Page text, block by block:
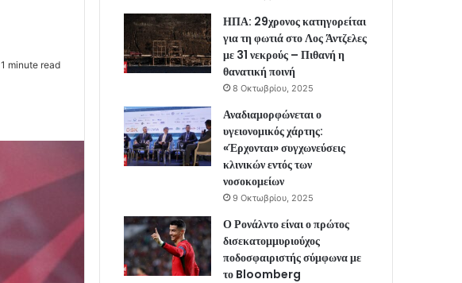
1 minute read
ΗΠΑ: 29χρονος κατηγορείται
για τη φωτιά στο Λος Άντζελες
με 31 νεκρούς – Πιθανή η
θανατική ποινή
8 Οκτωβρίου, 2025
Αναδιαμορφώνεται ο
υγειονομικός χάρτης:
«Έρχονται» συγχωνεύσεις
κλινικών εντός των
νοσοκομείων
9 Οκτωβρίου, 2025
Ο Ρονάλντο είναι ο πρώτος
δισεκατομμυριούχος
ποδοσφαιριστής σύμφωνα με
το Bloomberg